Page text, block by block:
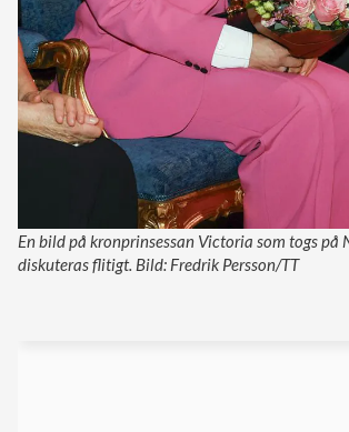
En bild på kronprinsessan Victoria som togs på
diskuteras flitigt. Bild: Fredrik Persson/TT